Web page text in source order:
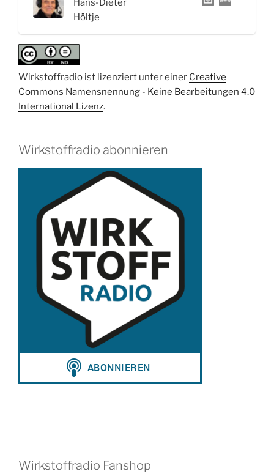
Hans-Dieter
Höltje
Wirkstoffradio ist lizenziert unter einer Creative
Commons Namensnennung - Keine Bearbeitungen 4.0
International Lizenz.
Wirkstoffradio abonnieren
Wirkstoffradio Fanshop